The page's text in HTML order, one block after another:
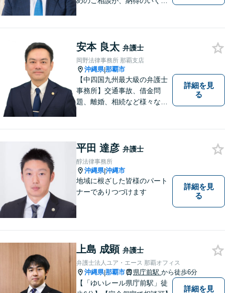
代理人として全力でサポート
します【分割払い可】【休日
夜間対応】【駐車場あり】
安本 良太 弁護士
岡野法律事務所 那覇支店
沖縄県|那覇市
【中四国九州最大級の弁護士
事務所】交通事故、借金問
題、離婚、相続など様々な問
い！
詳細を見
る
平田 達彦 弁護士
醇法律事務所
沖縄県|沖縄市
地域に根ざした皆様のパート
ナーでありつづけます
詳細を見
る
上島 成顕 弁護士
弁護士法人ユア・エース 那覇オフィス
沖縄県|那覇市 県庁前駅 から徒歩6分
【「ゆいレール県庁前駅」徒
詳細を見